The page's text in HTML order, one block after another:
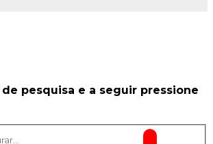
pesquisa e a seguir pressione